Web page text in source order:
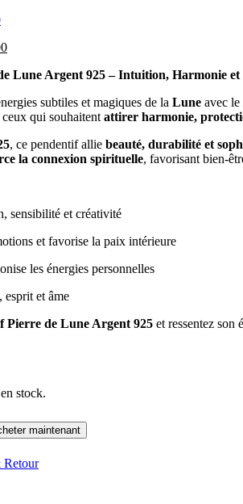
Lune Argent 925 – Intuition, Harmonie et
subtiles et magiques de la Lune avec le
qui souhaitent attirer harmonie,
, ce pendentif allie beauté, durabilité et
la connexion spirituelle, favorisant bien-
sensibilité et créativité
et favorise la paix intérieure
les énergies personnelles
esprit et âme
Pierre de Lune Argent 925 et ressentez son
stock.
maintenant